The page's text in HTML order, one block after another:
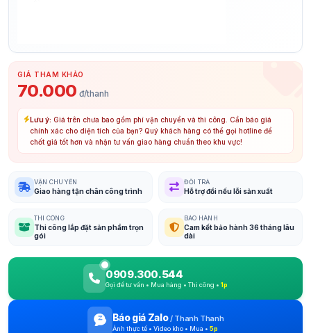
GIÁ THAM KHẢO
70.000 đ/thanh
Lưu ý: Giá trên chưa bao gồm phí vận chuyển và thi công. Cần báo giá
chính xác cho diện tích của bạn? Quý khách hàng có thể gọi hotline để
chốt giá tốt hơn và nhận tư vấn giao hàng chuẩn theo khu vực!
VẬN CHUYỂN
Giao hàng tận chân công trình
ĐỔI TRẢ
Hỗ trợ đổi nếu lỗi sản xuất
THI CÔNG
Thi công lắp đặt sản phẩm trọn
gói
BẢO HÀNH
Cam kết bảo hành 36 tháng lâu
dài
0909.300.544
Gọi để tư vấn • Mua hàng • Thi công • 1p
Báo giá Zalo/ Thanh Thanh
Ảnh thực tế • Video kho • Mua • 5p